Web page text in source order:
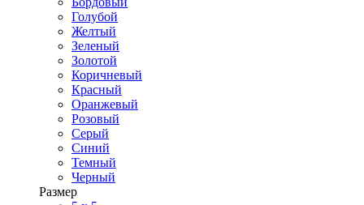
Голубой
Желтый
Зеленый
Золотой
Коричневый
Красный
Оранжевый
Розовый
Серый
Синий
Темный
Черный
Размер